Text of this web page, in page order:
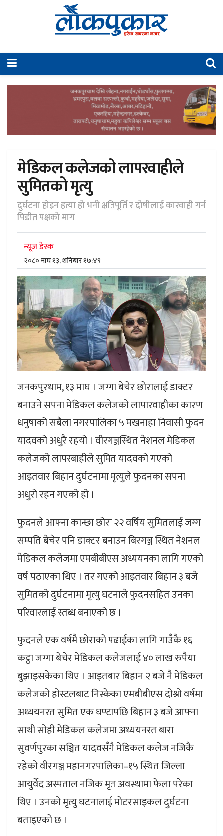
मेडिकल कलेजको लापरवाहीले
सुमितको मृत्यु
दुर्घटना होइन हत्या हो भनी क्षतिपूर्ति र दोषीलाई कारवाही गर्न
पिडीत पक्षको माग
न्यूज डेस्क
२०८० माघ १३, शनिबार १७:४९
जनकपुरधाम, १३ माघ । जग्गा बेचेर छोरालाई डाक्टर
बनाउने सपना मेडिकल कलेजको लापारवाहीका कारण
धनुषाको सबैला नगरपालिका ५ मखनाहा निवासी फुदन
यादवको अधुरै रहयो । वीरगञ्जस्थित नेशनल मेडिकल
कलेजको लापरबाहीले सुमित यादवको गएको
आइतवार बिहान दुर्घटनामा मृत्युले फुदनका सपना
अधुरो रहन गएको हो ।
फुदनले आफ्ना कान्छा छोरा २२ वर्षिय सुमितलाई जग्ग
सम्पति बेचेर पनि डाक्टर बनाउन बिरगञ्ज स्थित नेशनल
मेडिकल कलेजमा एमबीबीएस अध्ययनका लागि गएको
वर्ष पठाएका थिए । तर गएको आइतवार बिहान ३ बजे
सुमितको दुर्घटनामा मृत्यु घटनाले फुदनसहित उनका
परिवारलाई स्तब्ध बनाएको छ ।
फुदनले एक वर्षमै छोराको पढाईका लागि गाउँकै १६
कट्ठा जग्गा बेचेर मेडिकल कलेजलाई ४० लाख रुपैया
बुझाइसकेका थिए । आइतबार बिहान २ बजे नै मेडिकल
कलेजको होस्टलबाट निस्केका एमबीबीएस दोश्रो वर्षमा
अध्ययनरत सुमित एक घण्टापछि बिहान ३ बजे आफ्ना
साथी सोही मेडिकल कलेजमा अध्ययनरत बारा
सुवर्णपुरका सञ्चित यादवसँगै मेडिकल कलेज नजिकै
रहेको वीरगञ्ज महानगरपालिका–१५ स्थित जिल्ला
आयुर्वेद अस्पताल नजिक मृत अवस्थामा फेला परेका
थिए । उनको मृत्यु घटनालाई मोटरसाइकल दुर्घटना
बताइएको छ ।